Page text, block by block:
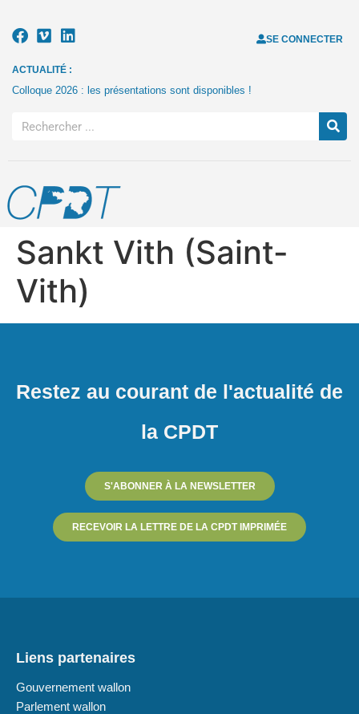
SE CONNECTER
ACTUALITÉ :
Colloque 2026 : les présentations sont disponibles !
Sankt Vith (Saint-
Vith)
Restez au courant de l'actualité de
la CPDT
S'ABONNER À LA NEWSLETTER
RECEVOIR LA LETTRE DE LA CPDT IMPRIMÉE
Liens partenaires
Gouvernement wallon
Parlement wallon